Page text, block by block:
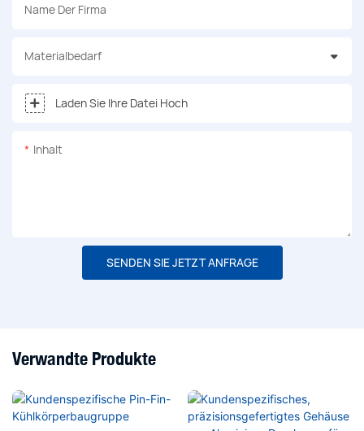
Name Der Firma
Materialbedarf
Laden Sie Ihre Datei Hoch
Inhalt
SENDEN SIE JETZT ANFRAGE
Verwandte Produkte